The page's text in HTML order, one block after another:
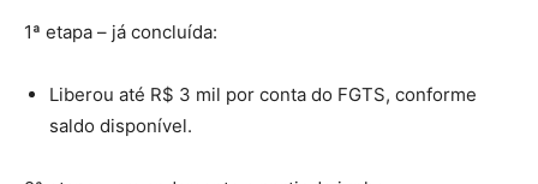
1ª etapa – já concluída:
Liberou até R$ 3 mil por conta do FGTS, conforme
saldo disponível.